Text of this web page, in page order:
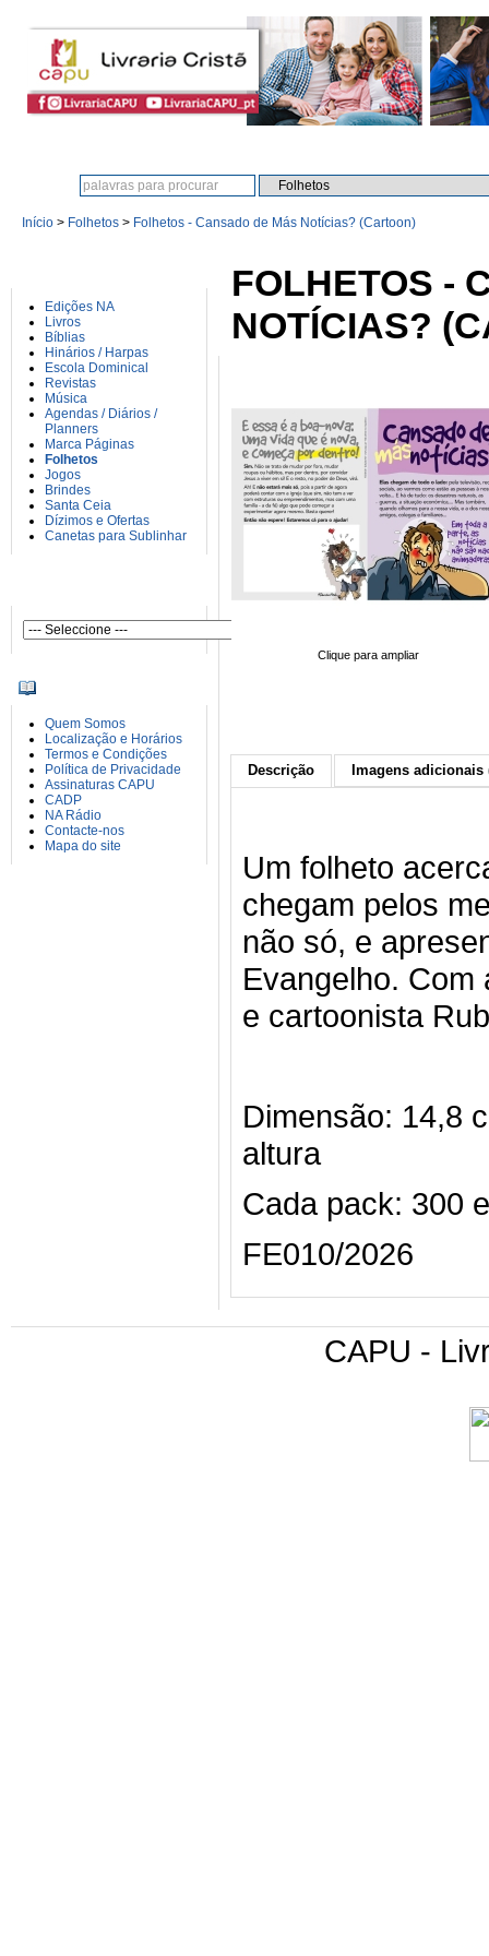
Início > Folhetos > Folhetos - Cansado de Más Notícias? (Cartoon)
Edições NA
Livros
Bíblias
Hinários / Harpas
Escola Dominical
Revistas
Música
Agendas / Diários /
Planners
Marca Páginas
Folhetos
Jogos
Brindes
Santa Ceia
Dízimos e Ofertas
Canetas para Sublinhar
Quem Somos
Localização e Horários
Termos e Condições
Política de Privacidade
Assinaturas CAPU
CADP
NA Rádio
Contacte-nos
Mapa do site
FOLHETOS -
NOTÍCIAS?
Clique para ampliar
Descrição Imagens adicionais
Um folheto
chegam pelos
não só, e
Evangelho. Com
e cartoonista
Dimensão: 14,8
altura
Cada pack: 300
FE010/2026
CAPU -